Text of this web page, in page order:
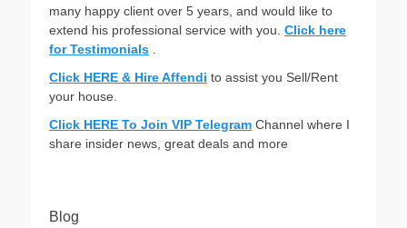
many happy client over 5 years, and would like to
extend his professional service with you. Click here
for Testimonials
Click HERE & Hire Affendi to assist you Sell/Rent
your house.
Click HERE To Join VIP Telegram Channel where I
share insider news, great deals and more
Blog